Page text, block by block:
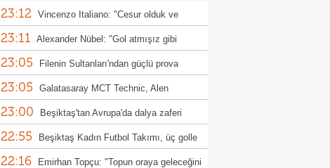
23:12 Vincenzo Italiano: "Cesur olduk ve
kazandık"
23:11 Alexander Nübel: "Gol atmışız gibi
sevindim"
23:05 Filenin Sultanları'ndan güçlü prova
23:05 Galatasaray MCT Technic, Alen
Smailagic'i kadrosuna kattı
23:00 Beşiktaş'tan Avrupa'da dalya zaferi
22:55 Beşiktaş Kadın Futbol Takımı, üç golle
kazandı
22:16 Emirhan Topçu: "Topun oraya geleceğini